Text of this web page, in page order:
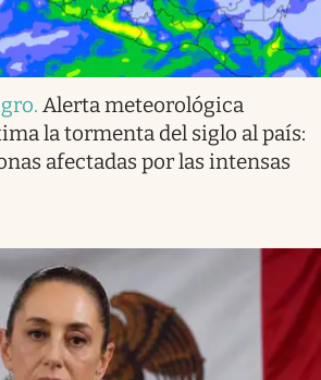
. Alerta meteorológica
la tormenta del siglo al país:
afectadas por las intensas